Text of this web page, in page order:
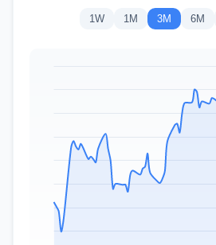
1W 1M 3M 6M